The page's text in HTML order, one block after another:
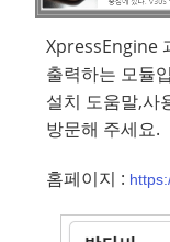
XpressEngine
출력하는 모듈
설치 도움말,사
방문해 주세요.
홈페이지 :